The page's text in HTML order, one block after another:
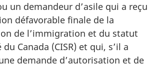
un demandeur d’asile qui a reçu
défavorable finale de la
de l’immigration et du statut
Canada (CISR) et qui, s’il a
demande d’autorisation et de